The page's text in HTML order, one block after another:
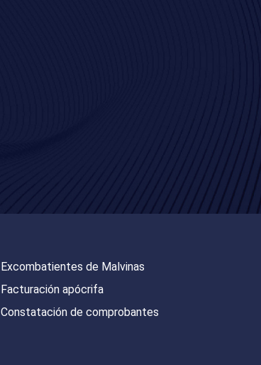
Excombatientes de Malvinas
Facturación apócrifa
Constatación de comprobantes